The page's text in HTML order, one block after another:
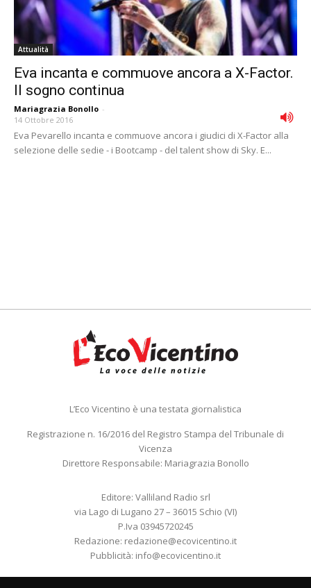
Attualità
Eva incanta e commuove ancora a X-Factor.
Il sogno continua
Mariagrazia Bonollo -
14 Ottobre 2016
Eva Pevarello incanta e commuove ancora i giudici di X-Factor alla
selezione delle sedie - i Bootcamp - del talent show di Sky. E...
L’Eco Vicentino è una testata giornalistica
Registrazione n. 16/2016 del Registro Stampa del Tribunale di
Vicenza
Direttore Responsabile: Mariagrazia Bonollo
Editore: Valliland Radio srl
via Lago di Lugano 27 – 36015 Schio (VI)
P.Iva 03945720245
Redazione: redazione@ecovicentino.it
Pubblicità: info@ecovicentino.it